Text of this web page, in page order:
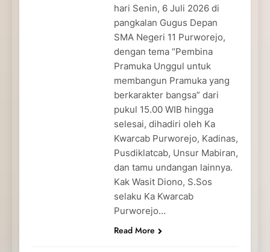
hari Senin, 6 Juli 2026 di
pangkalan Gugus Depan
SMA Negeri 11 Purworejo,
dengan tema “Pembina
Pramuka Unggul untuk
membangun Pramuka yang
berkarakter bangsa” dari
pukul 15.00 WIB hingga
selesai, dihadiri oleh Ka
Kwarcab Purworejo, Kadinas,
Pusdiklatcab, Unsur Mabiran,
dan tamu undangan lainnya.
Kak Wasit Diono, S.Sos
selaku Ka Kwarcab
Purworejo…
Read More